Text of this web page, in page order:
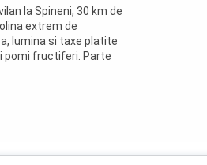
la Spineni, 30 km de
extrem de
lumina si taxe platite
pomi fructiferi. Parte